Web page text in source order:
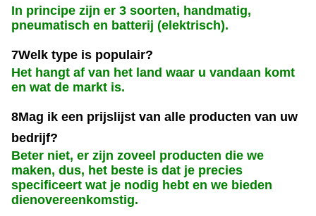
In principe zijn er 3 soorten, handmatig,
pneumatisch en batterij (elektrisch).
7Welk type is populair?
Het hangt af van het land waar u vandaan komt
en wat de markt is.
8Mag ik een prijslijst van alle producten van uw
bedrijf?
Beter niet, er zijn zoveel producten die we
maken, dus, het beste is dat je precies
specificeert wat je nodig hebt en we bieden
dienovereenkomstig.